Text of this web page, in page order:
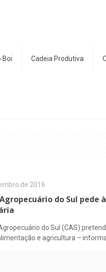
Boi Cadeia Produtiva
de 2016
do Sul pede
do Sul (CAS)
e agricultura –